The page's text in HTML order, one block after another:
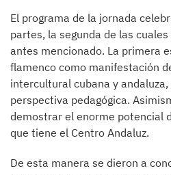
El programa de la jornada
partes, la segunda de las
antes mencionado. La primera
flamenco como manifestación
intercultural cubana y
perspectiva pedagógica.
demostrar el enorme potencial
que tiene el Centro Andaluz.
De esta manera se dieron a